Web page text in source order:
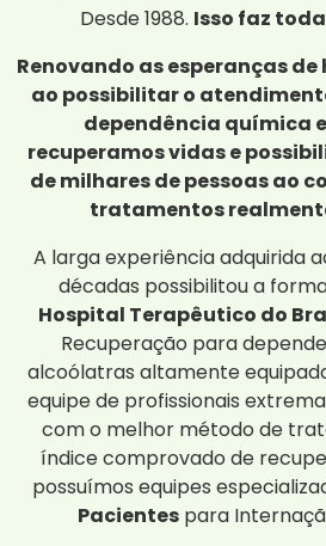
Desde 1988. Isso faz
Renovando as esperanças de
ao possibilitar o
dependência química
recuperamos vidas e
de milhares de pessoas ao
tratamentos
A larga experiência adquirida
décadas possibilitou a
Hospital Terapêutico do
Recuperação para
alcoólatras altamente
equipe de profissionais
com o melhor método de
índice comprovado de
possuímos equipes
Pacientes para